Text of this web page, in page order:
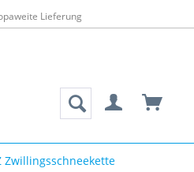
Lieferung
Zwillingsschneekette